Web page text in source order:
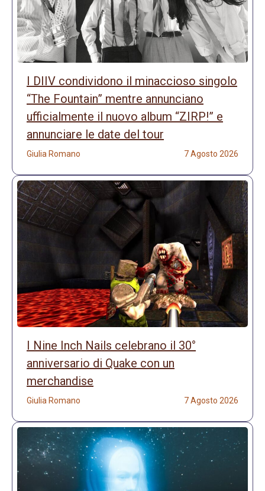
I DIIV condividono il minaccioso singolo
“The Fountain” mentre annunciano
ufficialmente il nuovo album “ZIRP!” e
annunciare le date del tour
Giulia Romano 7 Agosto 2026
I Nine Inch Nails celebrano il 30°
anniversario di Quake con un
merchandise
Giulia Romano 7 Agosto 2026